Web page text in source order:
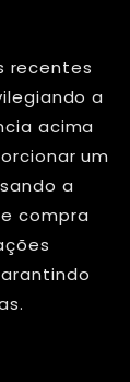
recentes
a
acima
um
a
compra